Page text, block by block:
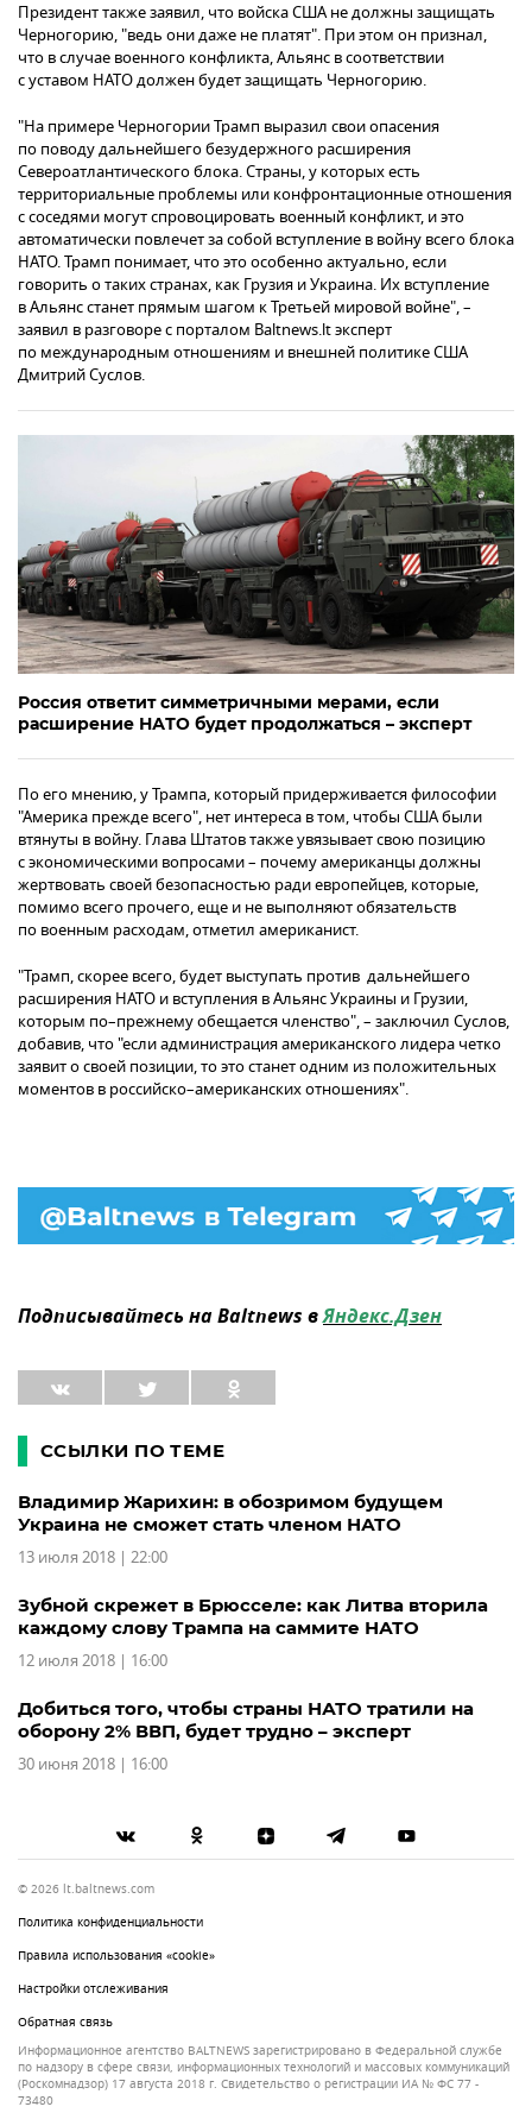
Президент также заявил, что войска США не должны защищать
Черногорию, "ведь они даже не платят". При этом он признал,
что в случае военного конфликта, Альянс в соответствии
с уставом НАТО должен будет защищать Черногорию.
"На примере Черногории Трамп выразил свои опасения
по поводу дальнейшего безудержного расширения
Североатлантического блока. Страны, у которых есть
территориальные проблемы или конфронтационные отношения
с соседями могут спровоцировать военный конфликт, и это
автоматически повлечет за собой вступление в войну всего блока
НАТО. Трамп понимает, что это особенно актуально, если
говорить о таких странах, как Грузия и Украина. Их вступление
в Альянс станет прямым шагом к Третьей мировой войне", –
заявил в разговоре с порталом Baltnews.lt эксперт
по международным отношениям и внешней политике США
Дмитрий Суслов.
Россия ответит симметричными мерами, если
расширение НАТО будет продолжаться – эксперт
По его мнению, у Трампа, который придерживается философии
"Америка прежде всего", нет интереса в том, чтобы США были
втянуты в войну. Глава Штатов также увязывает свою позицию
с экономическими вопросами – почему американцы должны
жертвовать своей безопасностью ради европейцев, которые,
помимо всего прочего, еще и не выполняют обязательств
по военным расходам, отметил американист.
"Трамп, скорее всего, будет выступать против дальнейшего
расширения НАТО и вступления в Альянс Украины и Грузии,
которым по–прежнему обещается членство", – заключил Суслов,
добавив, что "если администрация американского лидера четко
заявит о своей позиции, то это станет одним из положительных
моментов в российско–американских отношениях".
Подписывайтесь на Baltnews вЯндекс.Дзен
ССЫЛКИ ПО ТЕМЕ
Владимир Жарихин: в обозримом будущем
Украина не сможет стать членом НАТО
13 июля 2018 | 22:00
Зубной скрежет в Брюсселе: как Литва вторила
каждому слову Трампа на саммите НАТО
12 июля 2018 | 16:00
Добиться того, чтобы страны НАТО тратили на
оборону 2% ВВП, будет трудно – эксперт
30 июня 2018 | 16:00
© 2026 lt.baltnews.com
Политика конфиденциальности
Правила использования «cookie»
Настройки отслеживания
Обратная связь
Информационное агентство BALTNEWS зарегистрировано в Федеральной службе
по надзору в сфере связи, информационных технологий и массовых коммуникаций
(Роскомнадзор) 17 августа 2018 г. Свидетельство о регистрации ИА № ФС 77 -
73480